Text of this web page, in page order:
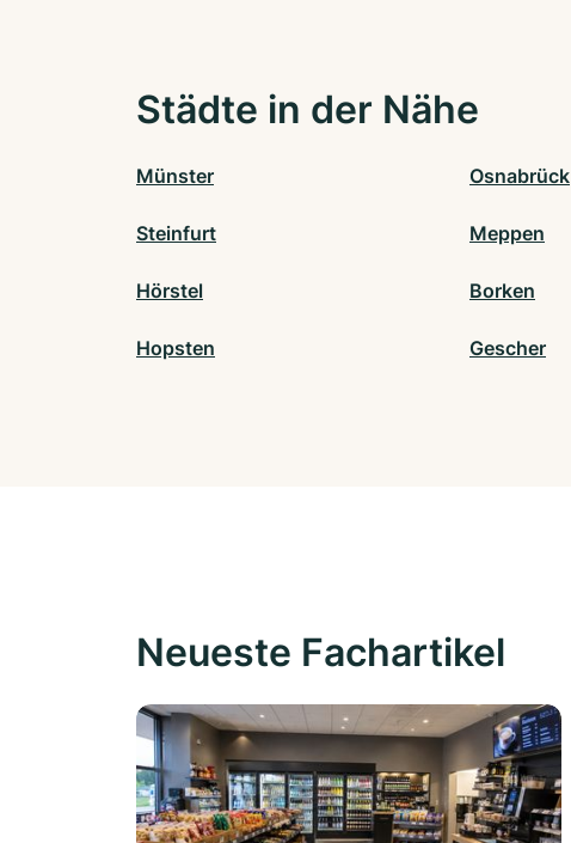
Städte in der Nähe
Münster Osnabrück
Steinfurt Meppen
Hörstel Borken
Hopsten Gescher
Neueste Fachartikel